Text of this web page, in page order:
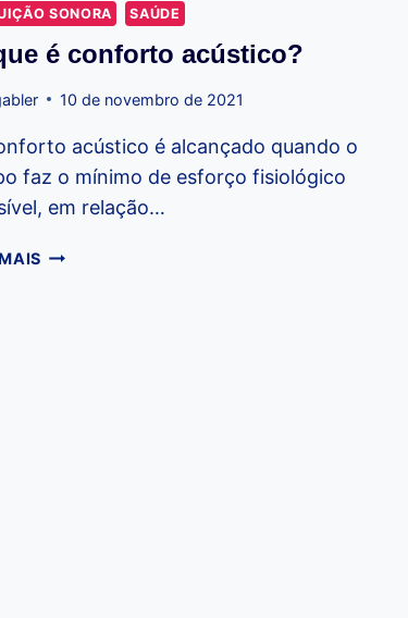
SONORA SAÚDE
é conforto acústico?
10 de novembro de 2021
acústico é alcançado quando o
faz o mínimo de esforço fisiológico
em relação…
O